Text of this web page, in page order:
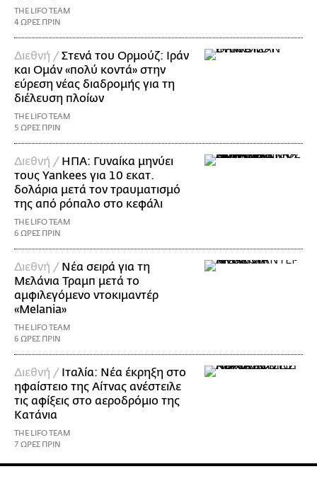
THE LIFO TEAM
4 ΩΡΕΣ ΠΡΙΝ
Διεθνή /Στενά του Ορμούζ: Ιράν
και Ομάν «πολύ κοντά» στην
εύρεση νέας διαδρομής για τη
διέλευση πλοίων
THE LIFO TEAM
5 ΩΡΕΣ ΠΡΙΝ
Διεθνή / ΗΠΑ: Γυναίκα μηνύει
τους Yankees για 10 εκατ.
δολάρια μετά τον τραυματισμό
της από ρόπαλο στο κεφάλι
THE LIFO TEAM
6 ΩΡΕΣ ΠΡΙΝ
Διεθνή / Νέα σειρά για τη
Μελάνια Τραμπ μετά το
αμφιλεγόμενο ντοκιμαντέρ
«Melania»
THE LIFO TEAM
6 ΩΡΕΣ ΠΡΙΝ
Διεθνή / Ιταλία: Νέα έκρηξη στο
ηφαίστειο της Αίτνας ανέστειλε
τις αφίξεις στο αεροδρόμιο της
Κατάνια
THE LIFO TEAM
7 ΩΡΕΣ ΠΡΙΝ